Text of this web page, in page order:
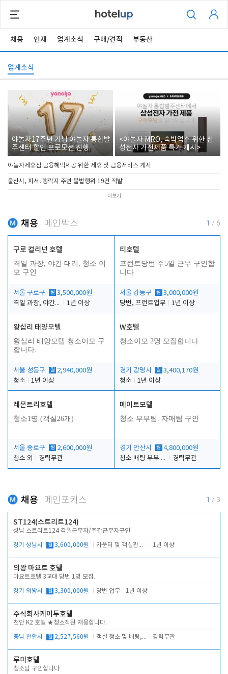
채용 인재 업계소식 구매/견적 부동산
업계소식
야놀자17주년 기념 야놀자 통합발
주센터 할인 프로모션 진행
<야놀자 MRO, 숙박업소 위한 삼
성전자 가전제품 특가 개시>
야놀자제휴점 금융혜택제공 위한 제휴 및 금융서비스 게시
울산시, 피서․행락지 주변 불법행위 19건 적발
더보기
채용 메인박스 1 / 6
구로 컬리넌 호텔
격일 과장, 야간 대리, 청소 이
모 구인
서울 구로구 월 3,500,000원
격일 과장, 야간 대리, 청소 이모
1년 이상
티호텔
프런트당번 주5일 근무 구인합
니다
서울 강동구 월 3,000,000원
당번, 프런트업무
1년 이상
왕십리 태양모텔
왕십리 태양모텔 청소이모 구
합니다.
서울 성동구 월 2,940,000원
청소
1년 이상
W호텔
청소이모 2명 모집합니다
경기 광명시 월 3,400,170원
청소
1년 이상
레몬트리호텔
청소1명 (객실26개)
서울 종로구 월 2,600,000원
청소 외
경력무관
메이트모텔
청소 부부팀. 자매팀 구인
경기 안산시 월 4,800,000원
청소 배팅 부부 구합니다
경력무관
채용 메인포커스 1 / 3
ST124(스트리트124)
성남 스트리트124 격일근무자/주간근무자구인
경기 성남시 월 3,600,000원 카운터 및 객실관리 전반 1년 이상
의왕 마요트 호텔
마요트호텔 3교대 당번 1명 모집.
경기 의왕시 월 3,300,000원 당번 업무 1년 이상
주식회사케이투호텔
천안 K2 호텔 ★청소직원 채용합니다.
충남 천안시 월 2,527,560원 객실 청소 및 배팅, 주변 시설 청소 경력무관
루미호텔
청소팀 구인합니다